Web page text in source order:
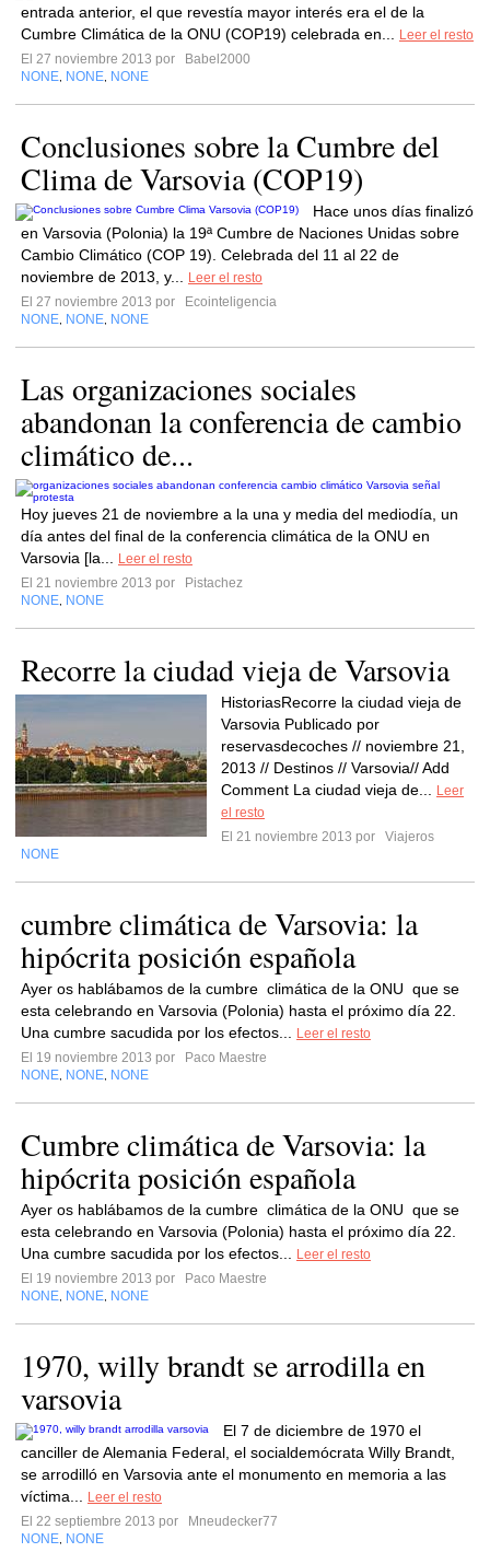
entrada anterior, el que revestía mayor interés era el de la
Cumbre Climática de la ONU (COP19) celebrada en...
Leer el resto
El 27 noviembre 2013 por
Babel2000
NONE NONE NONE
Conclusiones sobre la Cumbre del
Clima de Varsovia (COP19)
Hace unos días finalizó
en Varsovia (Polonia) la 19ª Cumbre de Naciones Unidas sobre
Cambio Climático (COP 19). Celebrada del 11 al 22 de
noviembre de 2013, y...
Leer el resto
El 27 noviembre 2013 por
Ecointeligencia
NONE NONE NONE
Las organizaciones sociales
abandonan la conferencia de cambio
climático de...
Hoy jueves 21 de noviembre a la una y media del mediodía, un
día antes del final de la conferencia climática de la ONU en
Varsovia [la...
Leer el resto
El 21 noviembre 2013 por
Pistachez
NONE NONE
Recorre la ciudad vieja de Varsovia
HistoriasRecorre la ciudad vieja de
Varsovia Publicado por
reservasdecoches // noviembre 21,
2013 // Destinos // Varsovia// Add
Comment La ciudad vieja de...
Leer
el resto
El 21 noviembre 2013 por
Viajeros
NONE
cumbre climática de Varsovia: la
hipócrita posición española
Ayer os hablábamos de la cumbre climática de la ONU que se
esta celebrando en Varsovia (Polonia) hasta el próximo día 22.
Una cumbre sacudida por los efectos...
Leer el resto
El 19 noviembre 2013 por
Paco Maestre
NONE NONE NONE
Cumbre climática de Varsovia: la
hipócrita posición española
Ayer os hablábamos de la cumbre climática de la ONU que se
esta celebrando en Varsovia (Polonia) hasta el próximo día 22.
Una cumbre sacudida por los efectos...
Leer el resto
El 19 noviembre 2013 por
Paco Maestre
NONE NONE NONE
1970, willy brandt se arrodilla en
varsovia
El 7 de diciembre de 1970 el
canciller de Alemania Federal, el socialdemócrata Willy Brandt,
se arrodilló en Varsovia ante el monumento en memoria a las
víctima...
Leer el resto
El 22 septiembre 2013 por
Mneudecker77
NONE NONE